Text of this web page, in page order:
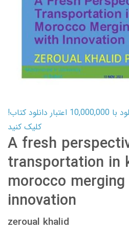
کارت اعتباری کتاب دانلود با 10,000,000 اعتبار دانلود کتاب!
کلیک کنید
A fresh
transportation in
morocco
innovation
zeroual khalid